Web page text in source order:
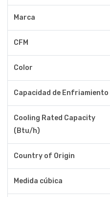
Marca
CFM
Color
Capacidad de Enfriamiento
Cooling Rated Capacity
(Btu/h)
Country of Origin
Medida cúbica